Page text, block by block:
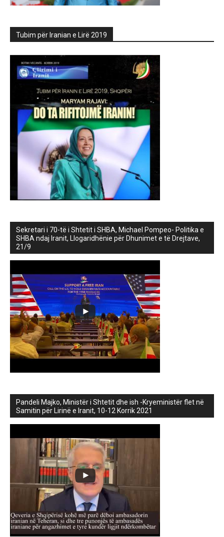
Tubim për Iranian e Lirë 2019
Sekretari i 70-të i Shtetit i SHBA, Michael Pompeo- Politika e
SHBA ndaj Iranit, Llogaridhënie për Dhunimet e të Drejtave,
21/9
Pandeli Majko, Ministër i Shtetit dhe ish -Kryeministër flet në
Samitin për Lirinë e Iranit, 10-12 Korrik 2021